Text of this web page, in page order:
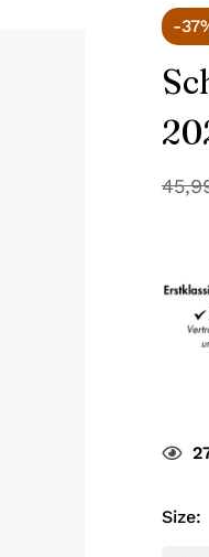
-
Size: